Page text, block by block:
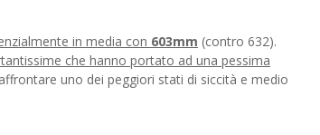
in media con 603mm (contro 632).
che hanno portato ad una pessima
uno dei peggiori stati di siccità e medio